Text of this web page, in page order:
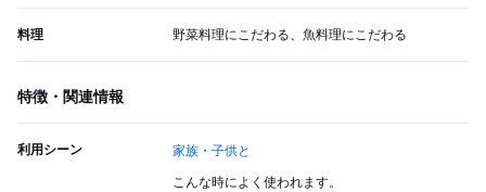
料理 野菜料理にこだわる、魚料理にこだわる
特徴・関連情報
利用シーン 家族・子供と
こんな時によく使われます。